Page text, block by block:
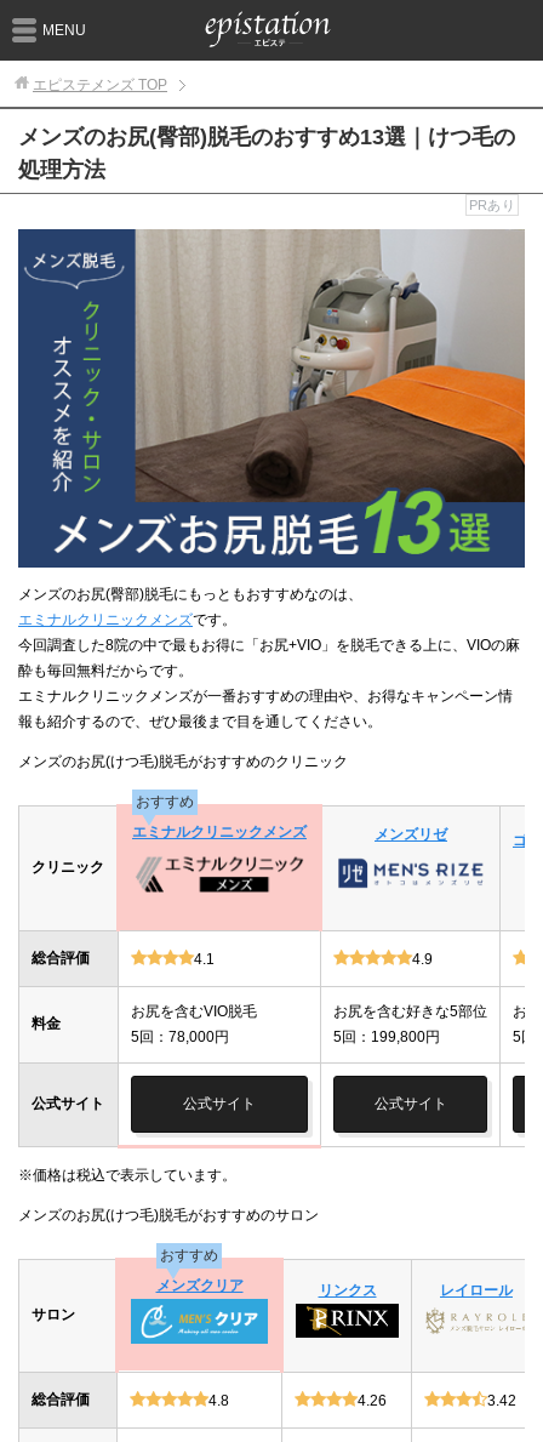
MENU
エピステメンズ TOP
メンズのお尻(臀部)脱毛のおすすめ13選｜けつ毛の
処理方法
PRあり
メンズのお尻(臀部)脱毛にもっともおすすめなのは、
エミナルクリニックメンズです。
今回調査した8院の中で最もお得に「お尻+VIO」を脱毛できる上に、VIOの麻
酔も毎回無料だからです。
エミナルクリニックメンズが一番おすすめの理由や、お得なキャンペーン情
報も紹介するので、ぜひ最後まで目を通してください。
メンズのお尻(けつ毛)脱毛がおすすめのクリニック
クリニック
おすすめ
エミナルクリニックメンズ
メンズリゼ ゴ
総合評価 4.1 4.9
料金
お尻を含むVIO脱毛
5回：78,000円
お尻を含む好きな5部位
5回：199,800円
お
5回
公式サイト 公式サイト 公式サイト
※価格は税込で表示しています。
メンズのお尻(けつ毛)脱毛がおすすめのサロン
サロン
おすすめ
メンズクリア
リンクス レイロール
総合評価 4.8 4.26 3.42